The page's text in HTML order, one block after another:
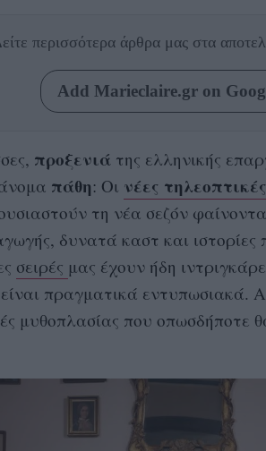
περισσότερα άρθρα μας στα
Add Marieclaire.gr on
προξενιά της ελληνικής
πάθη: Οι νέες
τη νέα σεζόν
δυνατά καστ και
σειρές μας έχουν ήδη
πραγματικά εντυπωσιακά.
μυθοπλασίας που